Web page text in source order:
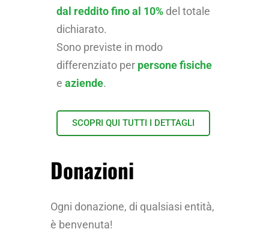
dal reddito fino al 10% del totale
dichiarato.
Sono previste in modo
differenziato per persone fisiche
e aziende.
SCOPRI QUI TUTTI I DETTAGLI
Donazioni
Ogni donazione, di qualsiasi entità,
è benvenuta!